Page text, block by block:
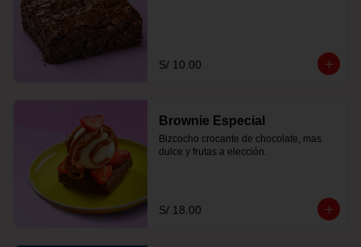
S/ 10.00
Brownie Especial
Bizcocho crocante de chocolate, mas
dulce y frutas a elección.
S/ 18.00